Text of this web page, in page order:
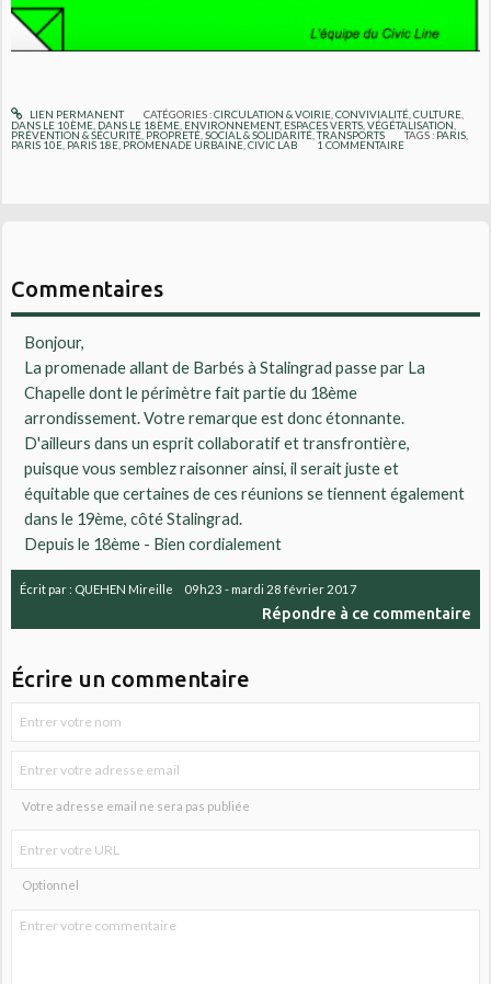
LIEN PERMANENT CATÉGORIES :CIRCULATION & VOIRIE, CONVIVIALITÉ, CULTURE,
DANS LE 10ÈME DANS LE 18ÈME ENVIRONNEMENT, ESPACES VERTS, VÉGÉTALISATION
PRÉVENTION & SÉCURITÉ PROPRETÉ ,SOCIAL & SOLIDARITÉ ,TRANSPORTS TAGS : PARIS
PARIS 10E PARIS 18E PROMENADE URBAINE ,CIVIC LAB 1 COMMENTAIRE
Commentaires
Bonjour,
La promenade allant de Barbés à Stalingrad passe par La
Chapelle dont le périmètre fait partie du 18ème
arrondissement. Votre remarque est donc étonnante.
D'ailleurs dans un esprit collaboratif et transfrontière,
puisque vous semblez raisonner ainsi, il serait juste et
équitable que certaines de ces réunions se tiennent également
dans le 19ème, côté Stalingrad.
Depuis le 18ème - Bien cordialement
Écrit par : QUEHEN Mireille 09h23 - mardi 28 février 2017
Répondre à ce commentaire
Écrire un commentaire
Votre adresse email ne sera pas publiée
Optionnel